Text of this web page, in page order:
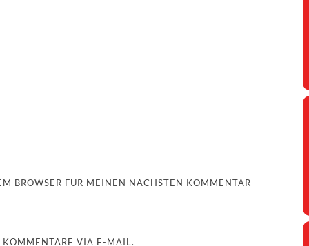
BROWSER FÜR MEINEN NÄCHSTEN KOMMENTAR
VIA E-MAIL.